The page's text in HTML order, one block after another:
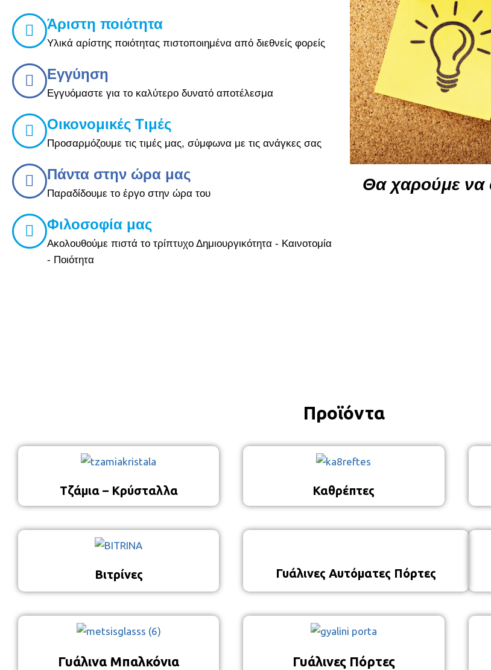
Άριστη ποιότητα
Υλικά αρίστης ποιότητας πιστοποιημένα από διεθνείς φορείς
Εγγύηση
Εγγυόμαστε για το καλύτερο δυνατό αποτέλεσμα
Οικονομικές Τιμές
Προσαρμόζουμε τις τιμές μας, σύμφωνα με τις ανάγκες σας
Πάντα στην ώρα μας
Παραδίδουμε το έργο στην ώρα του
Φιλοσοφία μας
Ακολουθούμε πιστά το τρίπτυχο Δημιουργικότητα - Καινοτομία
- Ποιότητα
Θα χαρούμε να
Προϊόντα
Τζάμια – Κρύσταλλα Καθρέπτες
Βιτρίνες Γυάλινες Αυτόματες Πόρτες
Γυάλινα Μπαλκόνια Γυάλινες Πόρτες